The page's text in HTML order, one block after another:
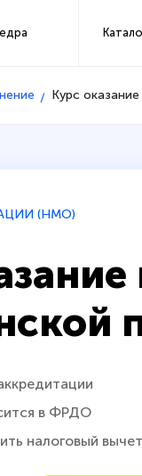
Курс
(НМО)
в ФРДО
налоговый